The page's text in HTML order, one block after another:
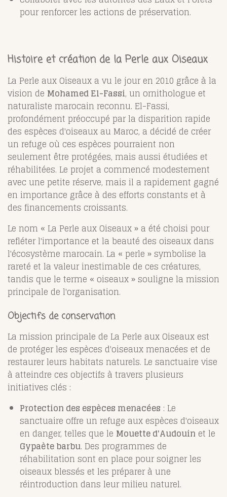
pour renforcer les actions de préservation.
Histoire et création de la Perle aux Oiseaux
La Perle aux Oiseaux a vu le jour en 2010 grâce à la
vision de Mohamed El-Fassi, un ornithologue et
naturaliste marocain reconnu. El-Fassi,
profondément préoccupé par la disparition rapide
des espèces d'oiseaux au Maroc, a décidé de créer
un refuge où ces espèces pourraient non
seulement être protégées, mais aussi étudiées et
réhabilitées. Le projet a commencé modestement
avec une petite réserve, mais il a rapidement gagné
en importance grâce à des efforts constants et à
des financements croissants.
Le nom « La Perle aux Oiseaux » a été choisi pour
refléter l'importance et la beauté des oiseaux dans
l'écosystème marocain. La « perle » symbolise la
rareté et la valeur inestimable de ces créatures,
tandis que le terme « oiseaux » souligne la mission
principale de l'organisation.
Objectifs de conservation
La mission principale de La Perle aux Oiseaux est
de protéger les espèces d'oiseaux menacées et de
restaurer leurs habitats naturels. Le sanctuaire vise
à atteindre ces objectifs à travers plusieurs
initiatives clés :
Protection des espèces menacées : Le
sanctuaire offre un refuge aux espèces d'oiseaux
en danger, telles que le Mouette d'Audouin et le
Gypaète barbu. Des programmes de
réhabilitation sont en place pour soigner les
oiseaux blessés et les préparer à une
réintroduction dans leur milieu naturel.